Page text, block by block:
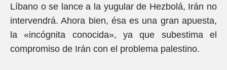
Líbano o se lance a la yugular de Hezbolá, Irán no
intervendrá. Ahora bien, ésa es una gran apuesta,
la «incógnita conocida», ya que subestima el
compromiso de Irán con el problema palestino.